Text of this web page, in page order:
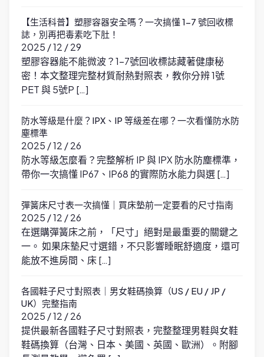
【生活科普】塑膠容器安全嗎？一次搞懂 1-7 號回收標
誌，別再把毒素吃下肚！
2025 / 12 / 29
塑膠容器能不能微波？1-7號回收標誌藏著健康秘
密！本文整理完整材質耐熱對照表，教你分辨 1號
PET 與 5號P […]
防水等級是什麼？IPX、IP 等級差在哪？一次看懂防水防
塵標準
2025 / 12 / 26
防水等級怎麼看？完整解析 IP 與 IPX 防水防塵標準，
帶你一次搞懂 IP67、IP68 的實際防水能力與選 […]
彈簧床尺寸表一次搞懂｜買床墊前一定要看的尺寸指南
2025 / 12 / 26
在選購彈簧床之前，「尺寸」絕對是最重要的關鍵之
一。 如果床墊尺寸選錯，不只影響睡眠舒適度，還可
能放不進房間、床 […]
各國鞋子尺寸對照表｜男女鞋碼換算（US / EU / JP /
UK）完整指南
2025 / 12 / 26
提供最新各國鞋子尺寸對照表，完整整理男鞋與女鞋
鞋碼換算（台灣、日本、美國、英國、歐洲）。附腳